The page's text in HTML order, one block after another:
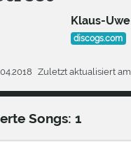
Klaus-
discogs.com
Zuletzt aktualisiert am
Songs: 1